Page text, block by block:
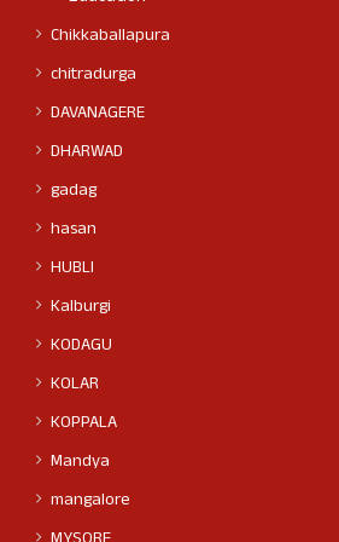
Chikkaballapura
chitradurga
DAVANAGERE
DHARWAD
gadag
hasan
HUBLI
Kalburgi
KODAGU
KOLAR
KOPPALA
Mandya
mangalore